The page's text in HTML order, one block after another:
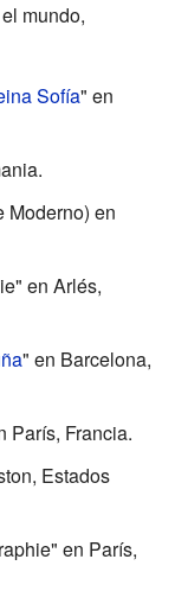
mundo,
Sofía" en
Moderno) en
en Arlés,
" en Barcelona,
París, Francia.
Estados
en París,